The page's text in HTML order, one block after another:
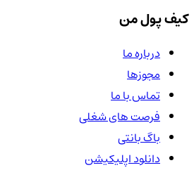
کیف پول من
درباره ما
مجوزها
تماس با ما
فرصت های شغلی
باگ بانتی
دانلود اپلیکیشن